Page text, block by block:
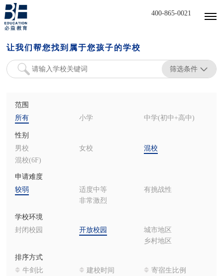
400-865-0021
让我们帮您找到属于您孩子的学校
筛选条件
范围
所有
小学 中学(初中+高中)
性别
男校
女校
混校
混校(6F)
申请难度
较弱
适度中等
有挑战性
非常激烈
学校环境
封闭校园
开放校园
城市地区
乡村地区
排序方式
牛剑比
建校时间
寄宿生比例